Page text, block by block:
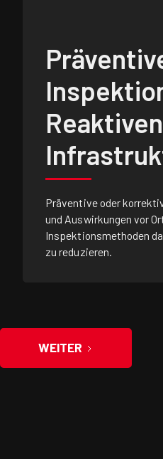
Präventive oder
und Auswirkungen vor
Inspektionsmethoden
zu reduzieren.
WEITER